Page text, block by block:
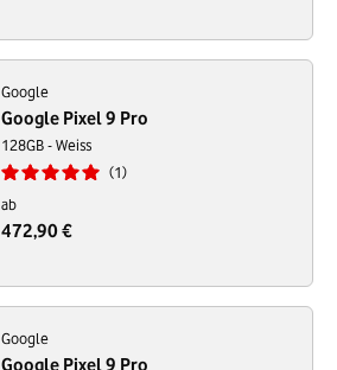
Google
Google Pixel 9 Pro
128GB - Weiss
1
ab
472,90 €
Google
Google Pixel 9 Pro